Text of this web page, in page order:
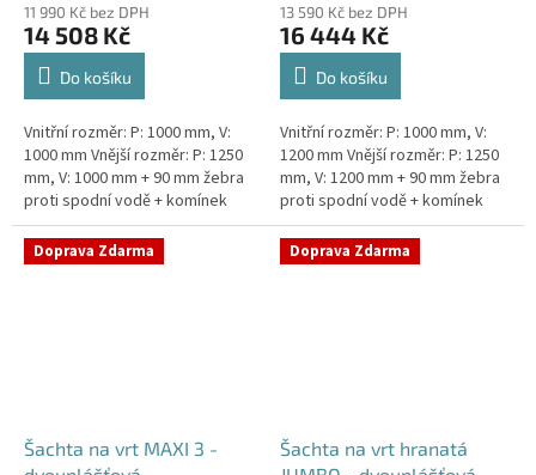
11 990 Kč bez DPH
14 508 Kč
Do košíku
Vnitřní rozměr: P: 1000 mm, V:
1000 mm Vnější rozměr: P: 1250
mm, V: 1000 mm + 90 mm žebra
proti spodní vodě + komínek
Dvouplášťová vodoměrná šachta
- vhodná do míst...
13 590 Kč bez DPH
16 444 Kč
Do košíku
Vnitřní rozměr: P: 1000 mm, V:
1200 mm Vnější rozměr: P: 1250
mm, V: 1200 mm + 90 mm žebra
proti spodní vodě + komínek
Dvouplášťová vodoměrná šachta
- vhodná do míst...
Doprava Zdarma
Šachta na vrt MAXI 3 -
Doprava Zdarma
Šachta na vrt hranatá